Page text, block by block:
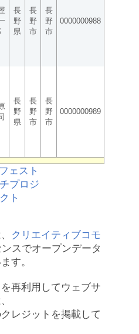
長
野
県
長
野
市
長
野
市
0000000988
長
野
県
長
野
市
長
野
市
0000000989
クリエイティブコモ
スでオープンデータ
す。
再利用してウェブサ
レジットを掲載して